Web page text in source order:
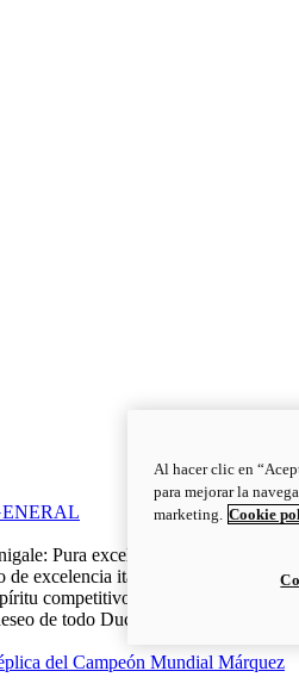
Pura excelencia italiana.
de excelencia italiana, con ADN
competitivo: la Panigale es el
de todo Ducatista.
del Campeón Mundial Márquez
Al hacer clic en
para mejorar la
marketing. Cookie